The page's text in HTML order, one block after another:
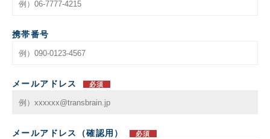
携帯番号
メールアドレス 必須
メールアドレス（確認用） 必須